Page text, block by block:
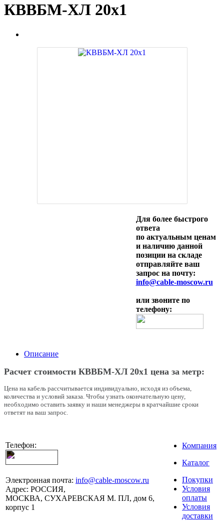
КВВБМ-ХЛ 20х1
Для более быстрого
ответа
по актуальным ценам
и наличию данной
позиции на складе
отправляйте ваш
запрос на почту:
info@cable-moscow.ru
или звоните по
телефону:
Описание
Расчет стоимости КВВБМ-ХЛ 20х1 цена за метр:
Цена на кабель рассчитывается индивидуально, исходя из объема,
количества и условий заказа. Чтобы узнать окончательную цену,
необходимо оставить заявку и наши менеджеры в кратчайшие сроки
ответят на ваш запрос.
Телефон:
Электронная почта: info@cable-moscow.ru
Адрес: РОССИЯ,
МОСКВА, СУХАРЕВСКАЯ М. ПЛ, дом 6,
корпус 1
Компания
Каталог
Покупки
Условия
оплаты
Условия
доставки